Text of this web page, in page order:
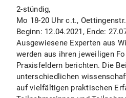
2-stündig,
Mo 18-20 Uhr c.t.,
Beginn: 12.04.2021, Ende:
Ausgewiesene Experten aus
werden aus ihren jeweiligen
Praxisfeldern berichten. Die
unterschiedlichen
auf vielfältigen praktischen